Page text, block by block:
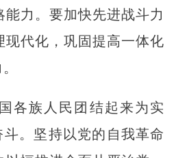
力。要加快先进战斗力
代化，巩固提高一体化
各族人民团结起来为实
斗。坚持以党的自我革命